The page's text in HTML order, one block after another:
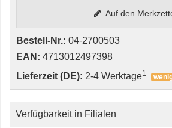
Auf den
Bestell-Nr.: 04-2700503
EAN: 4713012497398
Lieferzeit (DE): 2-4 Werktage1
Verfügbarkeit in Filialen